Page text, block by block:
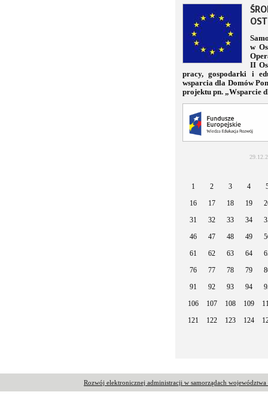
w
II
pracy, gospodarki i
wsparcia dla Domów
projektu pn. „Wsparcie
1 2 3 4
16
17 18 19
31
32 33 34
46
47 48 49
61
62 63 64
76
77 78 79
91
92 93 94
106
107 108 109
121
122 123 124
Rozwój elektronicznej administracji w samorządach